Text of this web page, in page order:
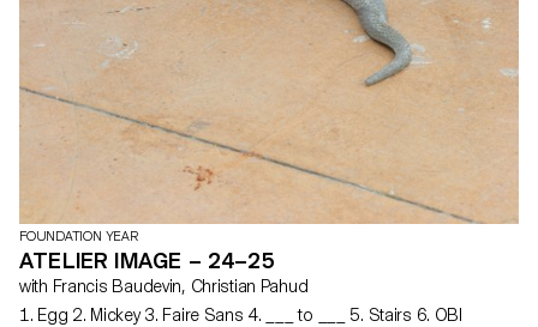
FOUNDATION YEAR
ATELIER IMAGE – 24–25
with Francis Baudevin, Christian Pahud
1. Egg 2. Mickey 3. Faire Sans 4. ___ to ___ 5. Stairs 6. OBI